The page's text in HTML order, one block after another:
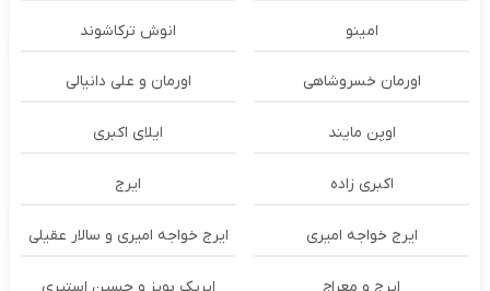
امینو انوش ترکاشوند
اورمان خسروشاهی اورمان و علی دانیالی
اوپن مایند ايلاى اكبرى
اکبری زاده ایرج
ایرج خواجه امیری ایرج خواجه امیری و سالار عقیلی
ایرج و معراج ایریک بویز و حسین استیری